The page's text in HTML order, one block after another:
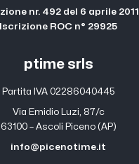
nr. 492 del 6 aprile 2011
Iscrizione ROC n° 29925
ptime srls
Partita IVA 02286040445
Via Emidio Luzi, 87/c
63100 – Ascoli Piceno (AP)
info@picenotime.it